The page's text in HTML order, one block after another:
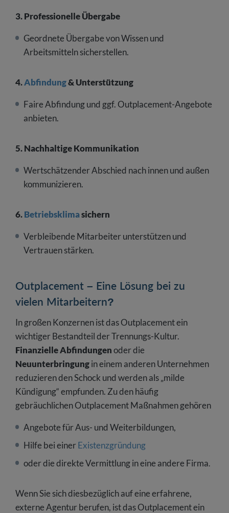
3. Professionelle Übergabe
Geordnete Übergabe von Wissen und
Arbeitsmitteln sicherstellen.
4.Abfindung& Unterstützung
Faire Abfindung und ggf. Outplacement-Angebote
anbieten.
5. Nachhaltige Kommunikation
Wertschätzender Abschied nach innen und außen
kommunizieren.
6.Betriebsklimasichern
Verbleibende Mitarbeiter unterstützen und
Vertrauen stärken.
Outplacement – Eine Lösung bei zu
vielen Mitarbeitern?
In großen Konzernen ist das Outplacement ein
wichtiger Bestandteil der Trennungs-Kultur.
Finanzielle Abfindungenoder die
Neuunterbringungin einem anderen Unternehmen
reduzieren den Schock und werden als „milde
Kündigung“ empfunden. Zu den häufig
gebräuchlichen Outplacement Maßnahmen gehören
Angebote für Aus- und Weiterbildungen,
Hilfe bei einerExistenzgründung
oder die direkte Vermittlung in eine andere Firma.
Wenn Sie sich diesbezüglich auf eine erfahrene,
externe Agentur berufen, ist das Outplacement ein